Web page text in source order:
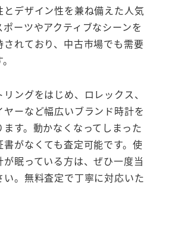
とデザイン性を兼ね備えた人気
ーツやアクティブなシーンを
れており、中古市場でも需要
ングをはじめ、ロレックス、
ーなど幅広いブランド時計を
す。動かなくなってしまった
がなくても査定可能です。使
眠っている方は、ぜひ一度当
い。無料査定で丁寧に対応いた